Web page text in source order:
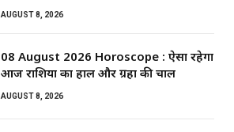
AUGUST 8, 2026
08 August 2026 Horoscope : ऐसा रहेगा
आज राशियों का हाल और ग्रहों की चाल
AUGUST 8, 2026